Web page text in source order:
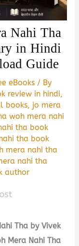
Nahi Tha
in Hindi
Guide
eBooks / By
review in hindi,
books, jo mera
woh mera nahi
tha book
tha book
mera nahi tha
nahi tha
author
Tha by Vivek
Mera Nahi Tha